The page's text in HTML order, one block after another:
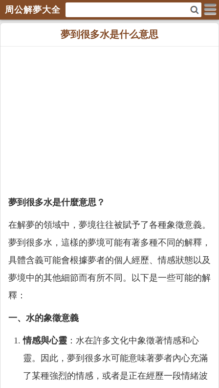
周公解夢大全
夢到很多水是什么意思
夢到很多水是什麼意思？
在解夢的領域中，夢境往往被賦予了各種象徵意義。
夢到很多水，這樣的夢境可能有著多種不同的解釋，
具體含義可能會根據夢者的個人經歷、情感狀態以及
夢境中的其他細節而有所不同。以下是一些可能的解
釋：
一、水的象徵意義
情感與心靈 ：水在許多文化中象徵著情感和心
靈。因此，夢到很多水可能意味著夢者內心充滿
了某種強烈的情感，或者是正在經歷一段情緒波